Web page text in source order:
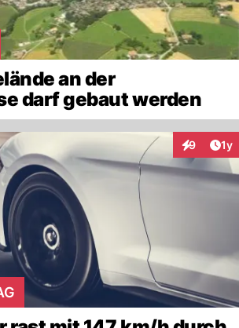
an der
darf gebaut werden
9 1y